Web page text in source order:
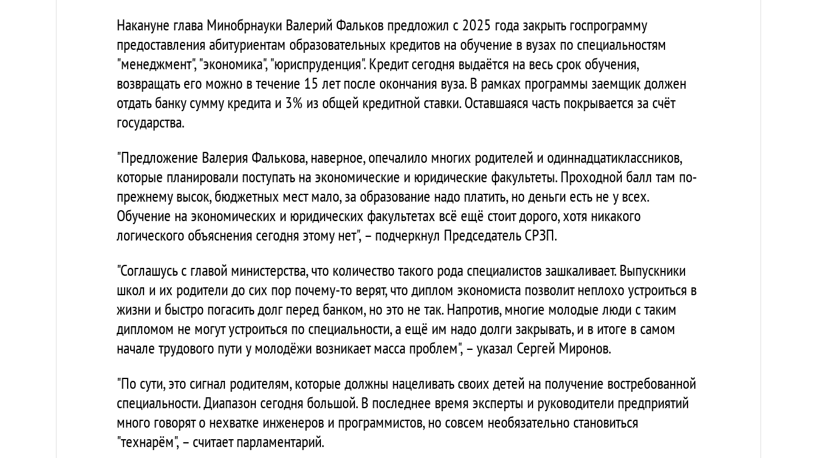
Накануне глава Минобрнауки Валерий Фальков предложил с 2025 года закрыть госпрограмму
предоставления абитуриентам образовательных кредитов на обучение в вузах по специальностям
"менеджмент", "экономика", "юриспруденция". Кредит сегодня выдаётся на весь срок обучения,
возвращать его можно в течение 15 лет после окончания вуза. В рамках программы заемщик должен
отдать банку сумму кредита и 3% из общей кредитной ставки. Оставшаяся часть покрывается за счёт
государства.
"Предложение Валерия Фалькова, наверное, опечалило многих родителей и одиннадцатиклассников,
которые планировали поступать на экономические и юридические факультеты. Проходной балл там по-
прежнему высок, бюджетных мест мало, за образование надо платить, но деньги есть не у всех.
Обучение на экономических и юридических факультетах всё ещё стоит дорого, хотя никакого
логического объяснения сегодня этому нет", – подчеркнул Председатель СРЗП.
"Соглашусь с главой министерства, что количество такого рода специалистов зашкаливает. Выпускники
школ и их родители до сих пор почему-то верят, что диплом экономиста позволит неплохо устроиться в
жизни и быстро погасить долг перед банком, но это не так. Напротив, многие молодые люди с таким
дипломом не могут устроиться по специальности, а ещё им надо долги закрывать, и в итоге в самом
начале трудового пути у молодёжи возникает масса проблем", – указал Сергей Миронов.
"По сути, это сигнал родителям, которые должны нацеливать своих детей на получение востребованной
специальности. Диапазон сегодня большой. В последнее время эксперты и руководители предприятий
много говорят о нехватке инженеров и программистов, но совсем необязательно становиться
"технарём", – считает парламентарий.